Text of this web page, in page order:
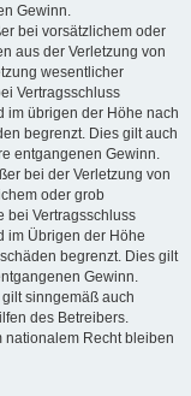
Gewinn.
bei vorsätzlichem oder
aus der Verletzung von
wesentlicher
Vertragsschluss
im übrigen der Höhe nach
begrenzt. Dies gilt auch
entgangenen Gewinn.
bei der Verletzung von
oder grob
bei Vertragsschluss
im Übrigen der Höhe
begrenzt. Dies gilt
Gewinn.
sinngemäß auch
des Betreibers.
nationalem Recht bleiben